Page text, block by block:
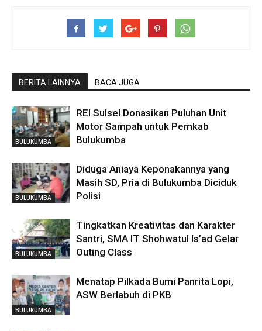
BERITA LAINNYA BACA JUGA
BULUKUMBA
REI Sulsel Donasikan Puluhan Unit
Motor Sampah untuk Pemkab
Bulukumba
BULUKUMBA
Diduga Aniaya Keponakannya yang
Masih SD, Pria di Bulukumba Diciduk
Polisi
BULUKUMBA
Tingkatkan Kreativitas dan Karakter
Santri, SMA IT Shohwatul Is’ad Gelar
Outing Class
BULUKUMBA
Menatap Pilkada Bumi Panrita Lopi,
ASW Berlabuh di PKB